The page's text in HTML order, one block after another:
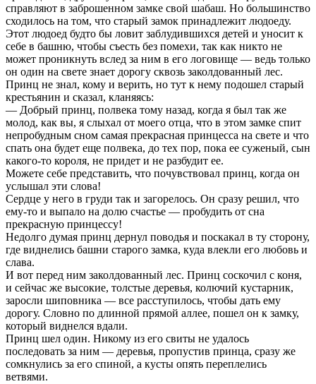
справляют в заброшенном замке свой шабаш. Но большинство
сходилось на том, что старый замок принадлежит людоеду.
Этот людоед будто бы ловит заблудившихся детей и уносит к
себе в башню, чтобы съесть без помехи, так как никто не
может проникнуть вслед за ним в его логовище — ведь только
он один на свете знает дорогу сквозь заколдованный лес.
Принц не знал, кому и верить, но тут к нему подошел старый
крестьянин и сказал, кланяясь:
— Добрый принц, полвека тому назад, когда я был так же
молод, как вы, я слыхал от моего отца, что в этом замке спит
непробудным сном самая прекрасная принцесса на свете и что
спать она будет еще полвека, до тех пор, пока ее суженый, сын
какого-то короля, не придет и не разбудит ее.
Можете себе представить, что почувствовал принц, когда он
услышал эти слова!
Сердце у него в груди так и загорелось. Он сразу решил, что
ему-то и выпало на долю счастье — пробудить от сна
прекрасную принцессу!
Недолго думая принц дернул поводья и поскакал в ту сторону,
где виднелись башни старого замка, куда влекли его любовь и
слава.
И вот перед ним заколдованный лес. Принц соскочил с коня,
и сейчас же высокие, толстые деревья, колючий кустарник,
заросли шиповника — все расступилось, чтобы дать ему
дорогу. Словно по длинной прямой аллее, пошел он к замку,
который виднелся вдали.
Принц шел один. Никому из его свиты не удалось
последовать за ним — деревья, пропустив принца, сразу же
сомкнулись за его спиной, а кусты опять переплелись
ветвями.